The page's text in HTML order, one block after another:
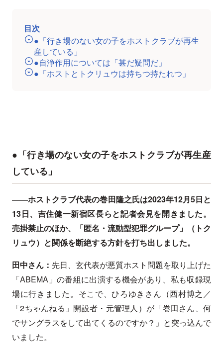
目次
●「行き場のない女の子をホストクラブが再生
産している」
●自浄作用については「甚だ疑問だ」
●「ホストとトクリュウは持ちつ持たれつ」
●「行き場のない女の子をホストクラブが再生産
している」
――ホストクラブ代表の巻田隆之氏は2023年12月5日と
13日、吉住健一新宿区長らと記者会見を開きました。
売掛禁止のほか、「匿名・流動型犯罪グループ」（トク
リュウ）と関係を断絶する方針を打ち出しました。
田中さん： 先日、玄代表が悪質ホスト問題を取り上げた
「ABEMA」の番組に出演する機会があり、私も収録現
場に行きました。そこで、ひろゆきさん（西村博之／
「2ちゃんねる」開設者・元管理人）が「巻田さん、何
でサングラスをして出てくるのですか？」と突っ込んで
いました。